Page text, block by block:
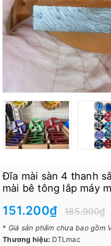
Đĩa mài sàn 4 thanh
mài bê tông lắp máy
151.200₫ 185.900₫
* Giá sản phẩm chưa bao gồm
Thương hiệu: DTLmac